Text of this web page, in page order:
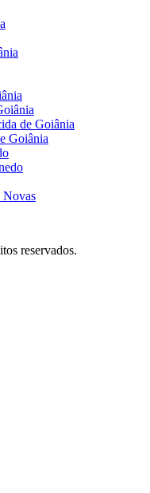
de Goiânia
Goiânia
Novas
reservados.